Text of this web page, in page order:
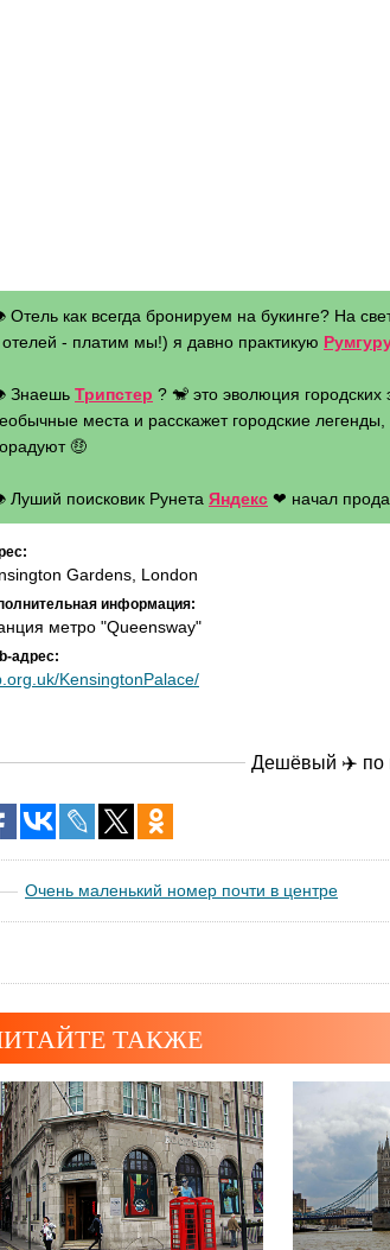
Отель как всегда бронируем на букинге? На
отелей - платим мы!) я давно практикую
Знаешь Трипстер ? 🐒 это эволюция
места и расскажет городские
🤑
Луший поисковик Рунета Яндекс ❤ начал
Gardens, London
информация:
метро "Queensway"
адрес:
KensingtonPalace/
Дешёвый ✈️ по
Очень маленький номер почти в центре
ТАКЖЕ